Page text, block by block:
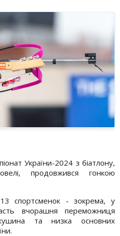
України-2024 з біатлону,
продовжився гонкою
спортсменок - зокрема, у
вчорашня переможниця
та низка основних